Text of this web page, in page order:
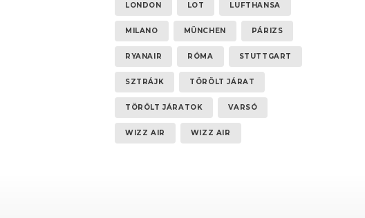
LONDON LOT LUFTHANSA
MILANO MÜNCHEN PÁRIZS
RYANAIR RÓMA STUTTGART
SZTRÁJK TÖRÖLT JÁRAT
TÖRÖLT JÁRATOK VARSÓ
WIZZ AIR WIZZ AIR